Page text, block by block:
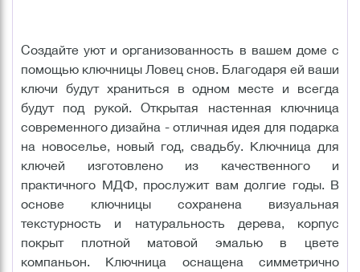
Создайте уют и организованность в вашем доме с
помощью ключницы Ловец снов. Благодаря ей ваши
ключи будут храниться в одном месте и всегда
будут под рукой. Открытая настенная ключница
современного дизайна - отличная идея для подарка
на новоселье, новый год, свадьбу. Ключница для
ключей изготовлено из качественного и
практичного МДФ, прослужит вам долгие годы. В
основе ключницы сохранена визуальная
текстурность и натуральность дерева, корпус
покрыт плотной матовой эмалью в цвете
компаньон. Ключница оснащена симметрично